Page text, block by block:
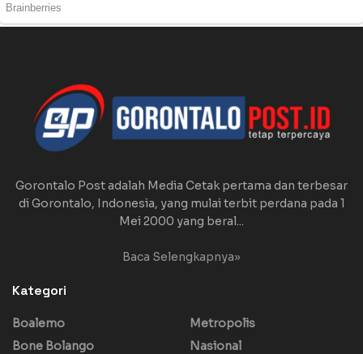
Gorontalo Post adalah Media Cetak pertama dan terbesar
di Gorontalo, Indonesia, yang mulai terbit perdana pada 1
Mei 2000 yang beral...
Baca Selengkapnya»
Kategori
Boalemo
Bone Bolango
Metropolis
Nasional